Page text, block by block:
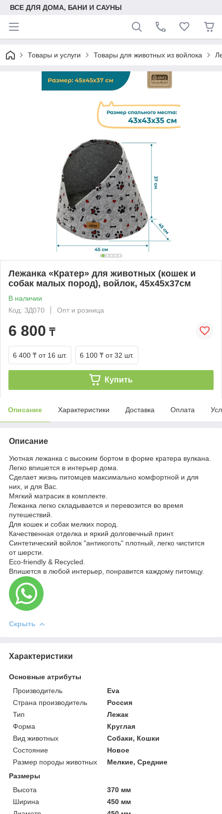
ВСЕ ДЛЯ ДОМА, БАНИ И САУНЫ
Товары и услуги Товары для животных из войлока
Лежанка «Кратер» для животных (кошек и
собак малых пород), войлок, 45х45х37см
В наличии
Код: ЗД070
Опт и розница
6 800 ₸
6 400 ₸ от 16 шт. 6 100 ₸ от 32 шт.
Купить
Описание Характеристики Доставка Оплата
Описание
Уютная лежанка с высоким бортом в форме кратера вулкана.
Легко впишется в интерьер дома.
Сделает жизнь питомцев максимально комфортной и для
них, и для Вас.
Мягкий матрасик в комплекте.
Лежанка легко складывается и перевозится во время
путешествий.
Для кошек и собак мелких пород.
Качественная отделка и яркий долговечный принт.
Синтетический войлок "антикоготь" плотный, легко чистится
от шерсти.
Eco-friendly & Recycled.
Впишется в любой интерьер, понравится каждому питомцу.
Скрыть
Характеристики
Основные атрибуты
Производитель
Eva
Страна производитель
Россия
Тип
Лежак
Форма
Круглая
Вид животных
Собаки, Кошки
Состояние
Новое
Размер породы животных
Мелкие, Средние
Размеры
Высота
370 мм
Ширина
450 мм